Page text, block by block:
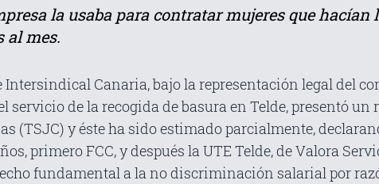
la usaba para contratar mujeres que
al mes.
Canaria, bajo la representación legal del
de la recogida de basura en Telde, presentó un
(TSJC) y éste ha sido estimado parcialmente,
primero FCC, y después la UTE Telde, de Valora
fundamental a la no discriminación salarial por